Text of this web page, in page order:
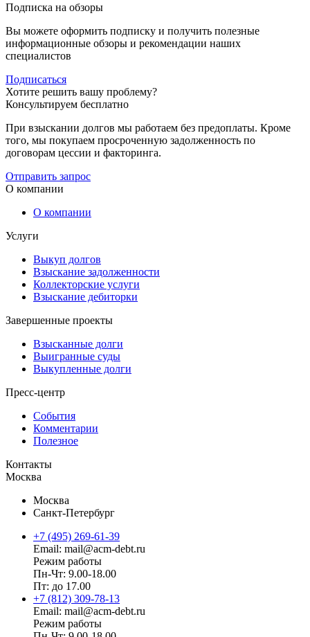
Подписка на обзоры
Вы можете оформить подписку и получить полезные
информационные обзоры и рекомендации наших
специалистов
Подписаться
Хотите решить вашу проблему?
Консультируем бесплатно
При взыскании долгов мы работаем без предоплаты. Кроме
того, мы покупаем просроченную задолженность по
договорам цессии и факторинга.
Отправить запрос
О компании
О компании
Услуги
Выкуп долгов
Взыскание задолженности
Коллекторские услуги
Взыскание дебиторки
Завершенные проекты
Взысканные долги
Выигранные суды
Выкупленные долги
Пресс-центр
События
Комментарии
Полезное
Контакты
Москва
Москва
Санкт-Петербург
+7 (495) 269-61-39
Email: mail@acm-debt.ru
Режим работы
Пн-Чт: 9.00-18.00
Пт: до 17.00
+7 (812) 309-78-13
Email: mail@acm-debt.ru
Режим работы